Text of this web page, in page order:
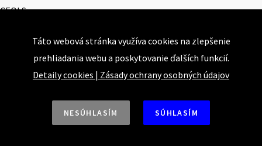
CEQLS
Cena Ernesta Valka
Študentská esej
Deň daňového odbremenenia
Táto webová stránka využíva cookies na zlepšenie
prehliadania webu a poskytovanie ďalších funkcií.
Detaily cookies | Zásady ochrany osobných údajov
NESÚHLASÍM SÚHLASÍM